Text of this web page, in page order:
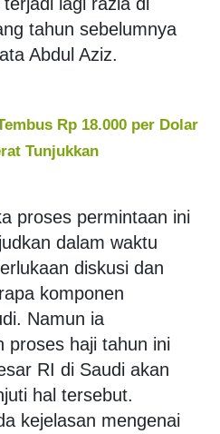
tahun sebelumnya
Abdul Aziz.
Rp 18.000 per Dolar
Tunjukkan
proses permintaan ini
dalam waktu
diskusi dan
komponen
Namun ia
proses haji tahun ini
RI di Saudi akan
hal tersebut.
kejelasan mengenai